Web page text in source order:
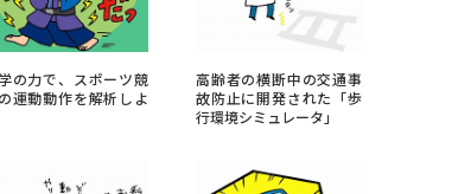
資料検索
の力で、スポーツ競
運動動作を解析しよ
高齢者の横断中の交通事
故防止に開発された「歩
行環境シミュレータ」